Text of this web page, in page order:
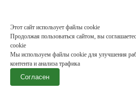
Этот сайт использует файлы cookie
Продолжая пользоваться сайтом, вы
cookie
Мы используем файлы cookie для улучшения
контента и анализа трафика
Согласен